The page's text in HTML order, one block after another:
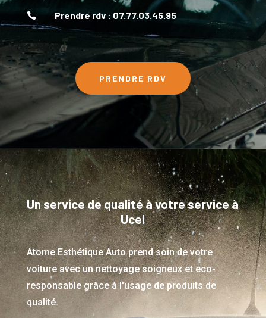
 Prendre rdv : 07.77.03.45.95
PRENDRE RDV
Un service de qualité à votre service à
Ucel
Atome Esthétique Auto prend soin de votre
voiture avec un nettoyage soigneux et eco-
responsable grâce à l'usage de produits de
qualité.